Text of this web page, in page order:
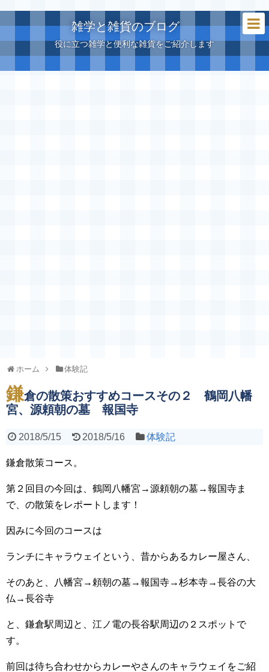
雑学と雑貨のブログ
役に立つ雑学と便利な雑貨をご紹介します
ホーム 体験記
鎌倉の散策おすすめコースその２ 鶴岡八幡
宮、源頼朝の墓 報国寺
2018/5/15 2018/5/16 体験記
鎌倉散策コース。
第２回目の今回は、鶴岡八幡宮→源頼朝の墓→報国寺ま
で、の散策をレポートします！
因みに今回のコースは
ランチにキャラウェイという、昔からあるカレー屋さん、
そのあと、八幡宮→頼朝の墓→報国寺→杉本寺→長谷の大
仏→長谷寺
と、鎌倉駅周辺と、江ノ電の長谷駅周辺の２スポットで
す。
前回は待ち合わせからカレーやさんのキャラウェイをご紹